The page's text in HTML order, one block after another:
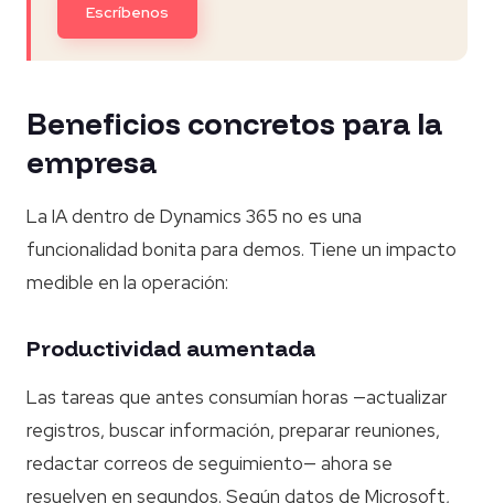
Escríbenos
Beneficios concretos para la
empresa
La IA dentro de Dynamics 365 no es una
funcionalidad bonita para demos. Tiene un impacto
medible en la operación:
Productividad aumentada
Las tareas que antes consumían horas —actualizar
registros, buscar información, preparar reuniones,
redactar correos de seguimiento— ahora se
resuelven en segundos. Según datos de Microsoft,